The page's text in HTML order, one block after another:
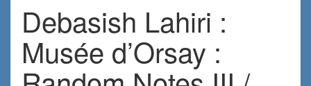
Debasish Lahiri :
Musée d’Orsay :